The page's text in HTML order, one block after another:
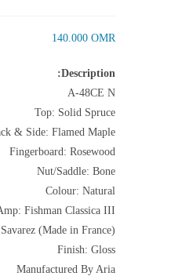
140.000OMR
Description:
A-48CE N
Top: Solid Spruce
& Side: Flamed Maple
Fingerboard: Rosewood
Nut/Saddle: Bone
Colour: Natural
Fishman Classica III
(Made in France)
Finish: Gloss
Manufactured By Aria